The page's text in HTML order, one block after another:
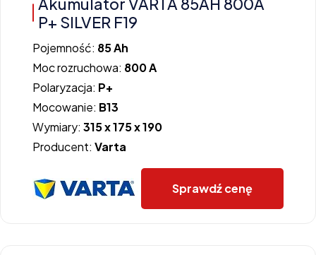
P+ SILVER F19
Pojemność: 85 Ah
Moc rozruchowa: 800 A
Polaryzacja: P+
Mocowanie: B13
Wymiary: 315 x 175 x 190
Producent: Varta
Sprawdź cenę